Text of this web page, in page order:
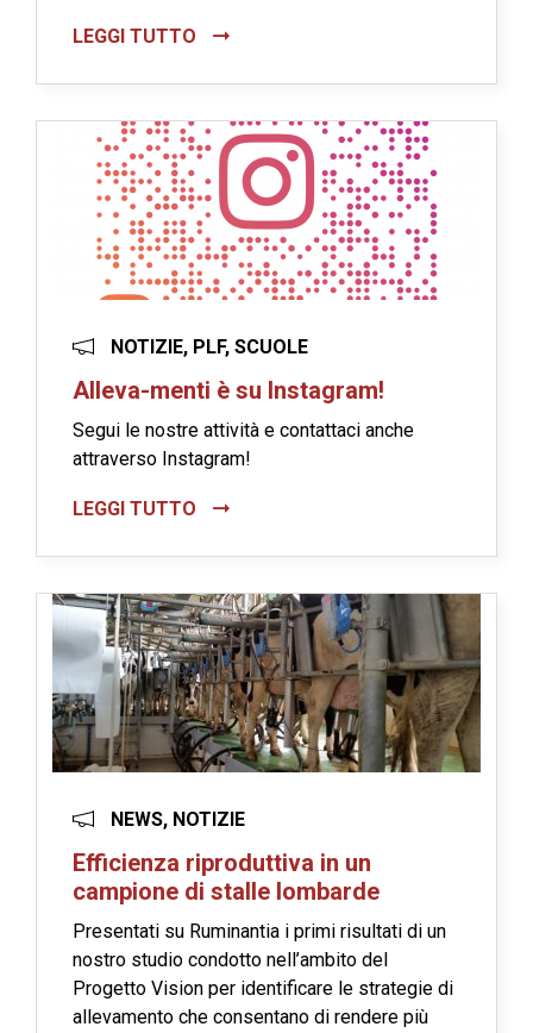
LEGGI TUTTO
NOTIZIE, PLF, SCUOLE
Alleva-menti è su Instagram!
Segui le nostre attività e contattaci anche
attraverso Instagram!
LEGGI TUTTO
NEWS, NOTIZIE
Efficienza riproduttiva in un
campione di stalle lombarde
Presentati su Ruminantia i primi risultati di un
nostro studio condotto nell’ambito del
Progetto Vision per identificare le strategie di
allevamento che consentano di rendere più